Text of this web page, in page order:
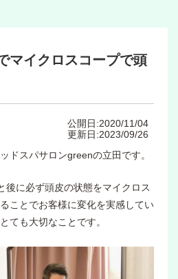
マイクロスコープで頭
公開日:2020/11/04
更新日:2023/09/26
ドスパサロンgreenの立田です。
後に必ず頭皮の状態をマイクロス
ことでお客様に変化を実感してい
ても大切なことです。